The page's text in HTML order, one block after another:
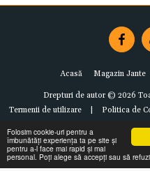
Folosim cookie-uri pentru a
îmbunătăți experiența ta pe site și
pentru a-l face mai rapid și mai
personal. Poți alege să accepți sau să
Acasă Magazin Jante
Drepturi de autor © 2026
Termenii de utilizare| Politica de